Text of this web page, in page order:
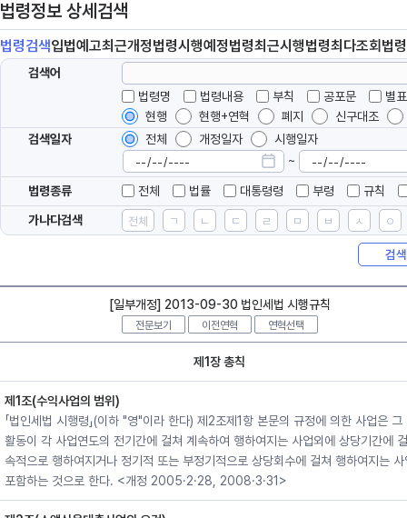
법령정보 상세검색
법령검색입법예고최근개정법령시행예정법령최근시행법령최다조회 법령
검색어
법령명
법령내용 부칙 공포문
별
현행
현행+연혁 폐지
신구대조
검색일자
전체 개정일자
시행일자
~
법령종류 전체 법률 대통령령 부령
규칙
가나다검색
전체 ㄱ ㄴ ㄷ ㄹ ㅁ ㅂ ㅅ ㅇ
검색
[일부개정] 2013-09-30 법인세법 시행규칙
전문보기 이전연혁 연혁선택
제1장 총칙
제1조(수익사업의 범위)
「법인세법 시행령」(이하 "영"이라 한다) 제2조제1항 본문의 규정에 의한 사업은 그
활동이 각 사업연도의 전기간에 걸쳐 계속하여 행하여지는 사업외에 상당기간에
속적으로 행하여지거나 정기적 또는 부정기적으로 상당회수에 걸쳐 행하여지는 사
포함하는 것으로 한다. <개정 2005·2·28, 2008·3·31>